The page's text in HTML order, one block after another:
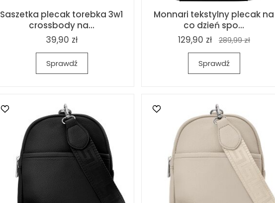
Saszetka plecak torebka 3w1
crossbody na...
39,90 zł
Sprawdź
Monnari tekstylny plecak na
co dzień spo...
129,90 zł
289,99 zł
Sprawdź